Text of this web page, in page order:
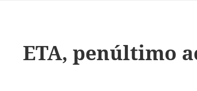
ETA, penúltimo